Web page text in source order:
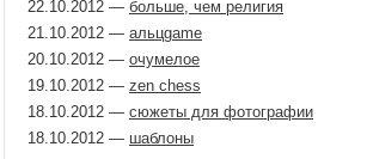
22.10.2012 — больше, чем религия
21.10.2012 — альцgame
20.10.2012 — очумелое
19.10.2012 — zen chess
18.10.2012 — сюжеты для фотографии
18.10.2012 — шаблоны